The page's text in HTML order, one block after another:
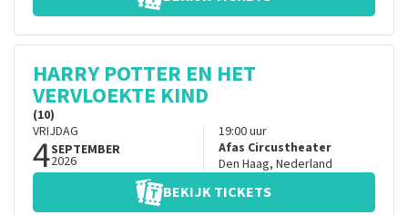
HARRY POTTER EN HET
VERVLOEKTE KIND
(10)
VRIJDAG
4SEPTEMBER
2026
19:00uur
Afas Circustheater
Den Haag, Nederland
BEKIJK TICKETS